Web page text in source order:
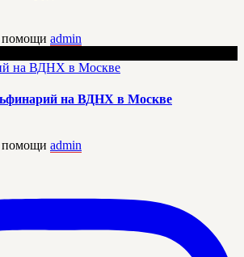
помощи admin
на ВДНХ в Москве
помощи admin